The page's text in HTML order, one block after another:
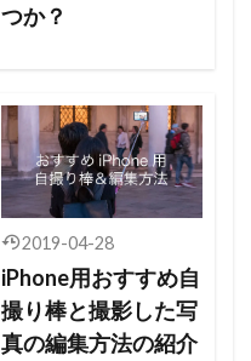
つか？
2019-04-28
iPhone用おすすめ自
撮り棒と撮影した写
真の編集方法の紹介